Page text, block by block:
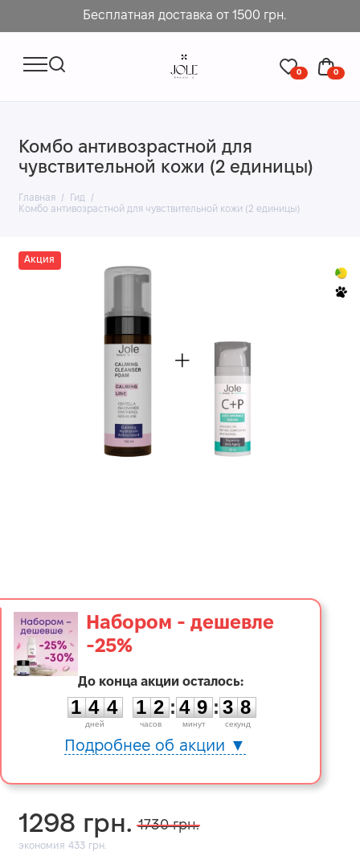
Бесплатная доставка от 1500 грн.
0 0
Комбо антивозрастной для
чувствительной кожи (2 единицы)
Главная
Гид
Комбо антивозрастной для чувствительной кожи (2 единицы)
Акция
Набором - дешевле
-25%
До конца акции осталось:
1
1
4
4
4
4
дней
1
1
2
2
часов
:
4
4
9
9
минут
:
3
3
7
8
секунд
Подробнее об акции ▼
1298 грн. 1730 грн.
экономия 433 грн.